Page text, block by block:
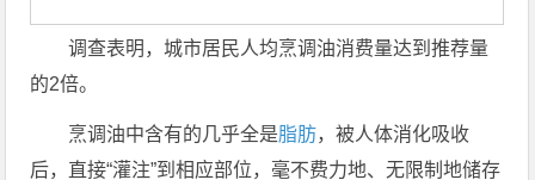
调查表明，城市居民人均烹调油消费量达到推荐量
的2倍。
烹调油中含有的几乎全是脂肪，被人体消化吸收
后，直接“灌注”到相应部位，毫不费力地、无限制地储存